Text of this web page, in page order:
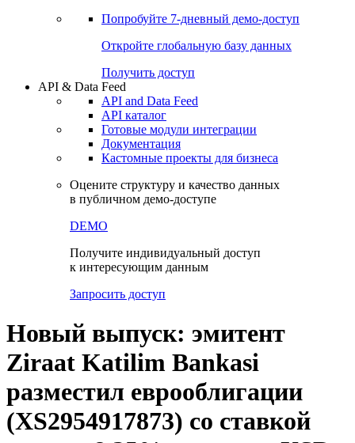
Попробуйте 7-дневный демо-доступ
Откройте глобальную базу данных
Получить доступ
API & Data Feed
API and Data Feed
API каталог
Готовые модули интеграции
Документация
Кастомные проекты для бизнеса
Оцените структуру и качество данных
в публичном демо-доступе
DEMO
Получите индивидуальный доступ
к интересующим данным
Запросить доступ
Новый выпуск: эмитент
Ziraat Katilim Bankasi
разместил еврооблигации
(XS2954917873) со ставкой